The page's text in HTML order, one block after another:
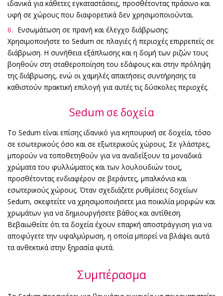
ιδανικά για κάθετες εγκαταστάσεις, προσθέτοντας πράσινο και
υφή σε χώρους που διαφορετικά δεν χρησιμοποιούνται.
Ενσωμάτωση σε πρανή και έλεγχο διάβρωσης:
Χρησιμοποιήστε το Sedum σε πλαγιές ή περιοχές επιρρεπείς σε
διάβρωση. Η συνήθεια εξάπλωσης και η δομή των ριζών τους
βοηθούν στη σταθεροποίηση του εδάφους και στην πρόληψη
της διάβρωσης, ενώ οι χαμηλές απαιτήσεις συντήρησης τα
καθιστούν πρακτική επιλογή για αυτές τις δύσκολες περιοχές.
Sedum σε δοχεία
Το Sedum είναι επίσης ιδανικό για κηπουρική σε δοχεία, τόσο
σε εσωτερικούς όσο και σε εξωτερικούς χώρους. Σε γλάστρες,
μπορούν να τοποθετηθούν για να αναδείξουν τα μοναδικά
χρώματα του φυλλώματος και των λουλουδιών τους,
προσθέτοντας ενδιαφέρον σε βεράντες, μπαλκόνια και
εσωτερικούς χώρους. Όταν σχεδιάζετε ρυθμίσεις δοχείων
Sedum, σκεφτείτε να χρησιμοποιήσετε μια ποικιλία μορφών και
χρωμάτων για να δημιουργήσετε βάθος και αντίθεση.
Βεβαιωθείτε ότι τα δοχεία έχουν επαρκή αποστράγγιση για να
αποφύγετε την υφαλμύρωση, η οποία μπορεί να βλάψει αυτά
τα ανθεκτικά στην ξηρασία φυτά.
Συμπέρασμα